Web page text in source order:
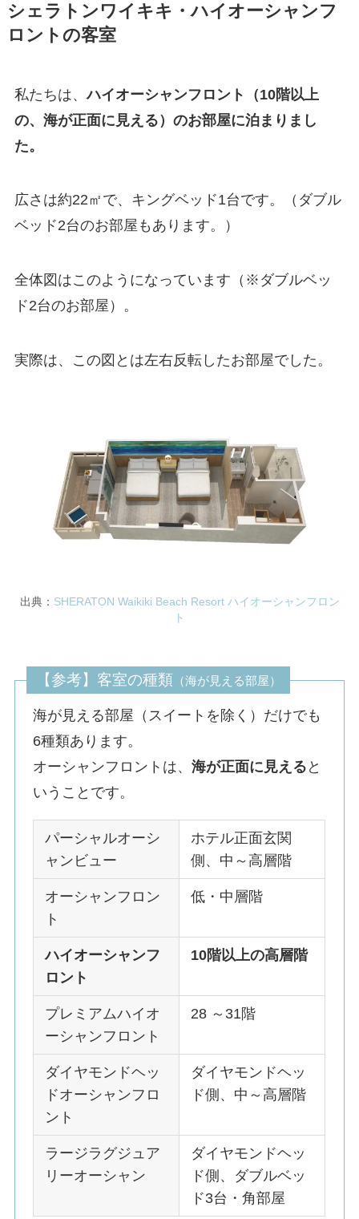
シェラトンワイキキ・ハイオーシャンフ
ロントの客室
私たちは、ハイオーシャンフロント（10階以上
の、海が正面に見える）のお部屋に泊まりまし
た。
広さは約22㎡で、キングベッド1台です。（ダブル
ベッド2台のお部屋もあります。）
全体図はこのようになっています（※ダブルベッ
ド2台のお部屋）。
実際は、この図とは左右反転したお部屋でした。
出典： SHERATON Waikiki Beach Resort ハイオーシャンフロン
ト
【参考】客室の種類 （海が見える部屋）
海が見える部屋（スイートを除く）だけでも
6種類あります。
オーシャンフロントは、海が正面に見える と
いうことです。
パーシャルオーシ
ャンビュー
ホテル正面玄関
側、中～高層階
オーシャンフロン
ト
低・中層階
ハイオーシャンフ
ロント
10階以上の高層階
プレミアムハイオ
ーシャンフロント
28 ～31階
ダイヤモンドヘッ
ドオーシャンフロ
ント
ダイヤモンドヘッ
ド側、中～高層階
ラージラグジュア
リーオーシャン
ダイヤモンドヘッ
ド側、ダブルベッ
ド3台・角部屋